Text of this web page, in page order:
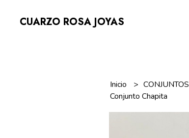
CUARZO ROSA JOYAS
Inicio CONJUNTOS
Conjunto Chapita